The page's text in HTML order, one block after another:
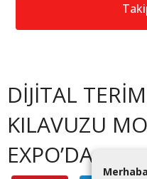
DİJİTAL
KILAVUZU
EXPO’DA
Merhaba